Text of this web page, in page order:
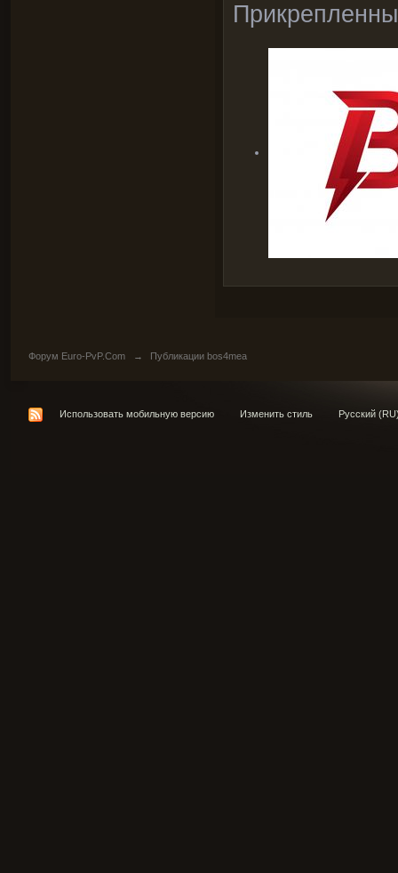
Форум Euro-PvP.Com → Публикации bos4mea
Использовать мобильную версию Изменить стиль Русский